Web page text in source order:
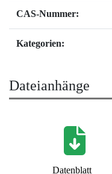
CAS-Nummer:
Kategorien:
Dateianhänge
Datenblatt